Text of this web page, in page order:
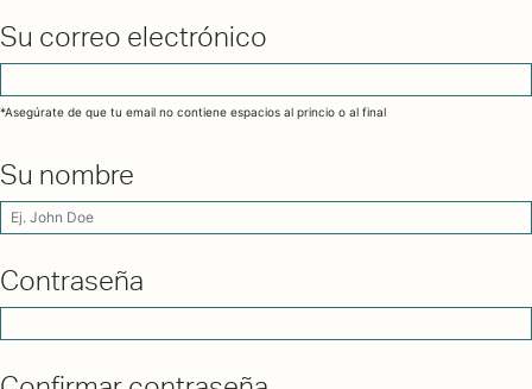
Su correo electrónico
*Asegúrate de que tu email no contiene espacios al princio o al final
Su nombre
Contraseña